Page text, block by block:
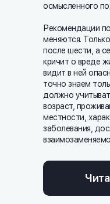
осмысленного
Рекомендации
меняются.
после шести, а
кричит о вреде
видит в ней
точно знаем
должно
возраст,
местности,
заболевания,